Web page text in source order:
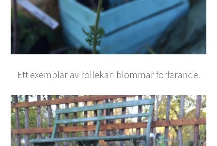
Ett exemplar av röllekan blommar forfarande.